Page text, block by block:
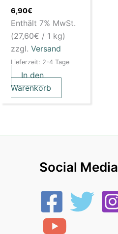
6,90€
Enthält 7% MwSt.
(27,60€ / 1 kg)
zzgl. Versand
Lieferzeit: 2-4 Tage
In den
Warenkorb
Social Media